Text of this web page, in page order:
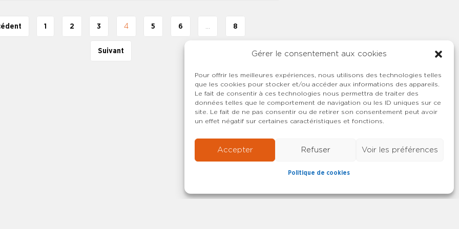
Gérer le consentement aux cookies
Pour offrir les meilleures expériences, nous utilisons des technologies telles
que les cookies pour stocker et/ou accéder aux informations des appareils.
Le fait de consentir à ces technologies nous permettra de traiter des
données telles que le comportement de navigation ou les ID uniques sur ce
site. Le fait de ne pas consentir ou de retirer son consentement peut avoir
un effet négatif sur certaines caractéristiques et fonctions.
Accepter Refuser Voir les préférences
Politique de cookies
1 2 3 4 5 6 … 8
Suivant